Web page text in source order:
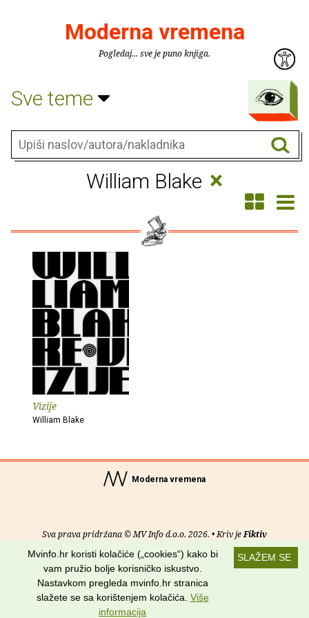
Moderna vremena
Pogledaj... sve je puno knjiga.
Sve teme
William Blake ×
Vizije
William Blake
Moderna vremena
Sva prava pridržana © MV Info d.o.o. 2026. • Kriv jeFiktiv
Uvjeti korištenja RSS kanali
Potraži nas na:
SLAŽEM SE
Mvinfo.hr koristi kolačiće („cookies“) kako bi
vam pružio bolje korisničko iskustvo.
Nastavkom pregleda mvinfo.hr stranica
slažete se sa korištenjem kolačića. Više
informacija